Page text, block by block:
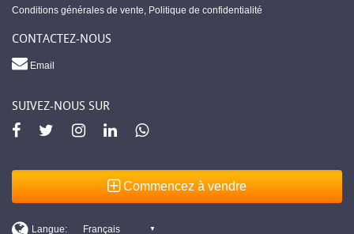
Conditions générales de vente, Politique de confidentialité
CONTACTEZ-NOUS
Email
SUIVEZ-NOUS SUR
Commencez à vendre